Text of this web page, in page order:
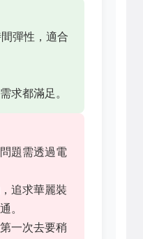
彈性，適合
求都滿足。
題需透過電
追求華麗裝
。
一次去要稍